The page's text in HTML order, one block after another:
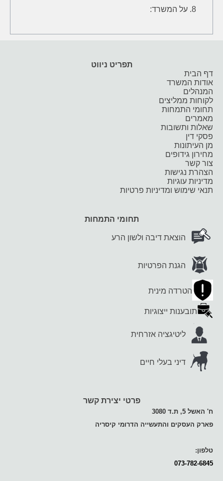
על המשרד:
תפריט ניווט
דף הבית
אודות המשרד
המנהלים
לקוחות ממליצים
תחומי התמחות
מאמרים
שאלות ותשובות
פסקי דין
מן העיתונות
מחירון גידופים
צור קשר
הצהרת נגישות
מדיניות עוגיות
תנאי שימוש ומדיניות פרטיות
תחומי התמחות
הוצאת דיבה ולשון הרע
הגנת הפרטיות
הטרדה מינית
תובענות ייצוגיות
ליטיגציה אזרחית
דיני בעלי חיים
פרטי יצירת קשר
ח' האשל 5, ת.ד 3080
פארק העסקים והתעשייה הדרומי קיסריה
טלפון:
073-782-6845